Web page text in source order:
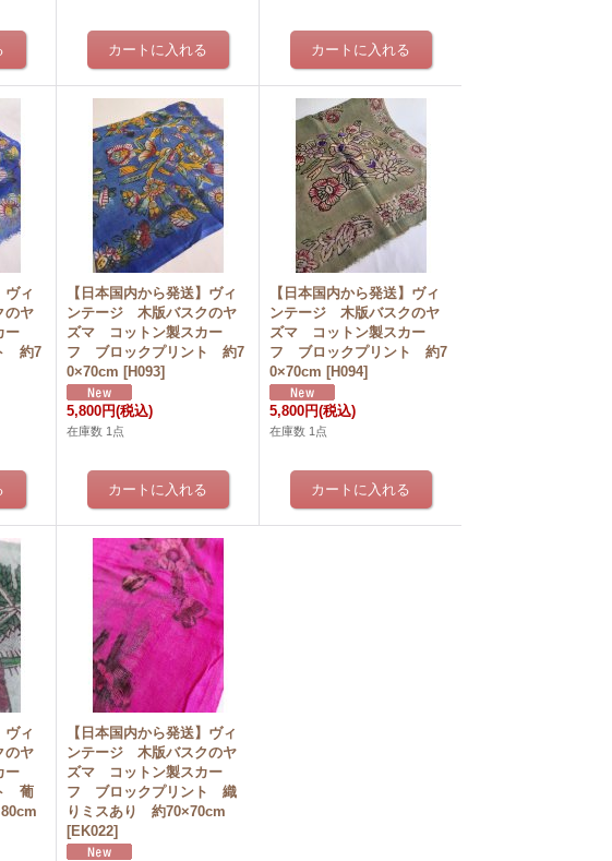
ヴィ
のヤ
ー
約7
【日本国内から発送】ヴィ
ンテージ 木版バスクのヤ
ズマ コットン製スカー
フ ブロックプリント 約7
0×70cm [H093]
5,800円(税込)
在庫数 1点
【日本国内から発送】ヴィ
ンテージ 木版バスクのヤ
ズマ コットン製スカー
フ ブロックプリント 約7
0×70cm [H094]
5,800円(税込)
在庫数 1点
ヴィ
のヤ
ー
葡
【日本国内から発送】ヴィ
ンテージ 木版バスクのヤ
ズマ コットン製スカー
フ ブロックプリント 織
りミスあり 約70×70cm
[EK022]